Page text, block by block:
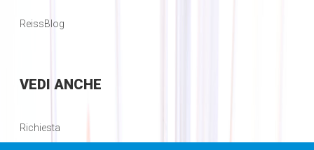
ReissBlog
VEDI ANCHE
Richiesta